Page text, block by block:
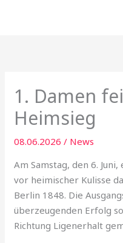
1. Damen
Heimsieg
08.06.2026/ News
Am Samstag, den 6.
vor heimischer Kulisse
Berlin 1848. Die
überzeugenden Erfolg
Richtung Ligenerhalt